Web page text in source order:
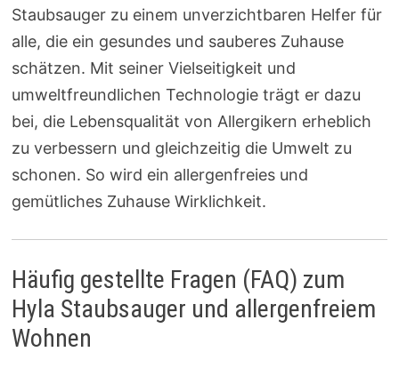
Staubsauger zu einem unverzichtbaren Helfer für
alle, die ein gesundes und sauberes Zuhause
schätzen. Mit seiner Vielseitigkeit und
umweltfreundlichen Technologie trägt er dazu
bei, die Lebensqualität von Allergikern erheblich
zu verbessern und gleichzeitig die Umwelt zu
schonen. So wird ein allergenfreies und
gemütliches Zuhause Wirklichkeit.
Häufig gestellte Fragen (FAQ) zum
Hyla Staubsauger und allergenfreiem
Wohnen